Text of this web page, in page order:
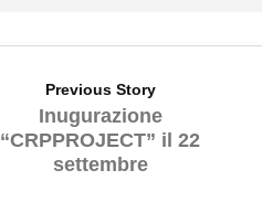
Previous Story
Inugurazione
“CRPPROJECT” il 22
settembre